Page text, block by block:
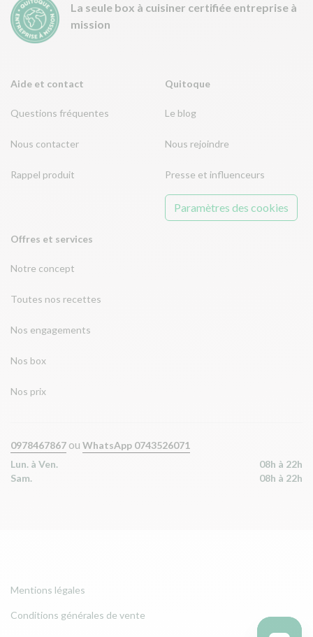
Aide et contact
Questions fréquentes
Nous contacter
Rappel produit
Offres et services
Notre concept
Toutes nos recettes
Nos engagements
Nos box
Nos prix
Quitoque
Le blog
Nous rejoindre
Presse et influenceurs
Paramètres des cookies
La seule box à cuisiner certifiée entreprise à
mission
0978467867 ou WhatsApp 0743526071
Lun. à Ven.
08h à 22h
Sam.
08h à 22h
Mentions légales
Conditions générales de vente